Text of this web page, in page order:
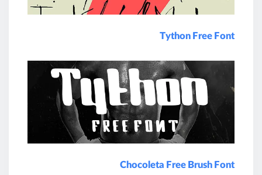
Tython Free Font
Chocoleta Free Brush Font